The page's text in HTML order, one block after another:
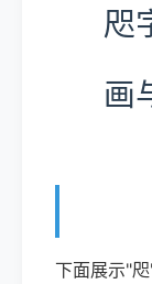
咫
画
下面展示"